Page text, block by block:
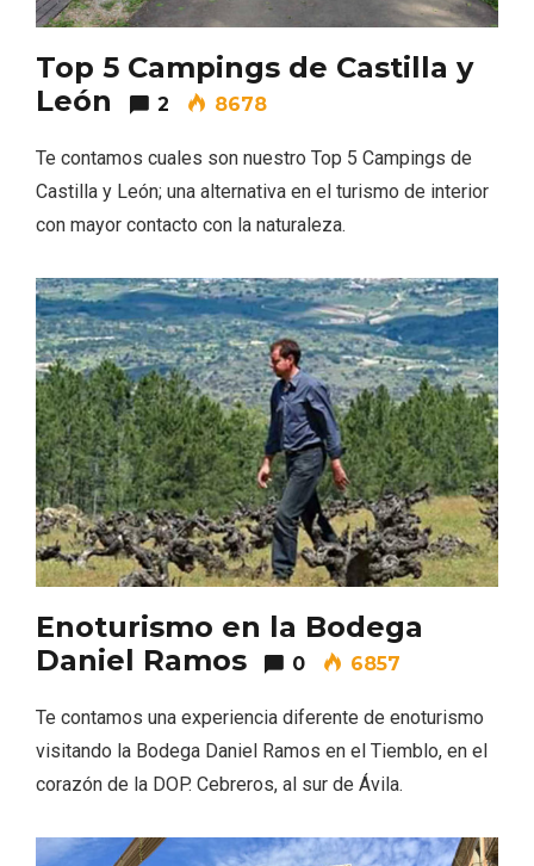
Top 5 Campings de Castilla y
León
2 8678
Te contamos cuales son nuestro Top 5 Campings de
Castilla y León; una alternativa en el turismo de interior
con mayor contacto con la naturaleza.
Enoturismo en la Bodega
Daniel Ramos
0 6857
Te contamos una experiencia diferente de enoturismo
visitando la Bodega Daniel Ramos en el Tiemblo, en el
corazón de la DOP. Cebreros, al sur de Ávila.
IGP Morcilla de Burgos triunfó en el
Salón Gourmet 2026